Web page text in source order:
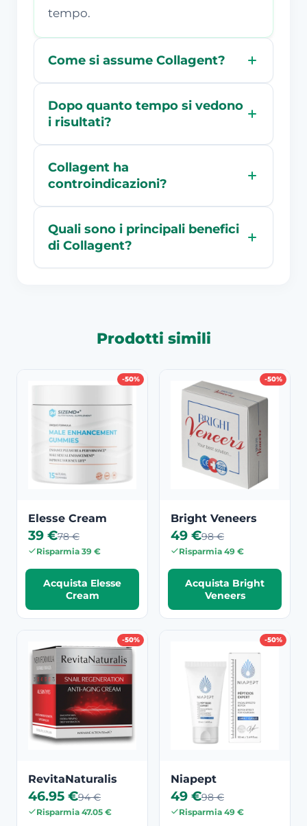
tempo.
Come si assume Collagent?
Dopo quanto tempo si vedono
i risultati?
Collagent ha
controindicazioni?
Quali sono i principali benefici
di Collagent?
Prodotti simili
-50%
Elesse Cream
39 €78 €
Risparmia 39 €
Acquista Elesse
Cream
-50%
Bright Veneers
49 €98 €
Risparmia 49 €
Acquista Bright
Veneers
-50%
RevitaNaturalis
46.95 €94 €
Risparmia 47.05 €
-50%
Niapept
49 €98 €
Risparmia 49 €